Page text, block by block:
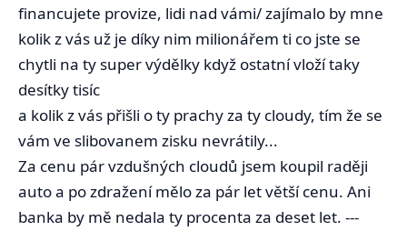
financujete provize, lidi nad vámi/ zajímalo by mne
kolik z vás už je díky nim milionářem ti co jste se
chytli na ty super výdělky když ostatní vloží taky
desítky tisíc
a kolik z vás přišli o ty prachy za ty cloudy, tím že se
vám ve slibovanem zisku nevrátily...
Za cenu pár vzdušných cloudů jsem koupil raději
auto a po zdražení mělo za pár let větší cenu. Ani
banka by mě nedala ty procenta za deset let. ---